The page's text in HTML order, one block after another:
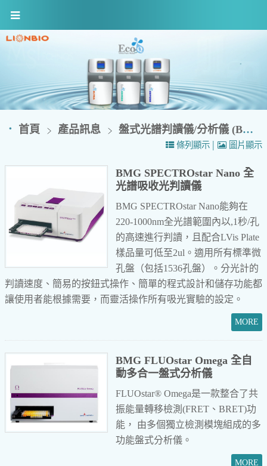
首頁 產品訊息 盤式光譜判讀儀/分析儀 (BMG Labtech)
條列顯示 | 圖片顯示
BMG SPECTROstar Nano 全
光譜吸收光判讀儀
BMG SPECTROstar Nano能夠在
220-1000nm全光譜範圍內以,1秒/孔
的高速進行判讀，且配合LVis Plate
樣品量可低至2ul。適用所有標準微
孔盤（包括1536孔盤）。分光計的
判讀速度、簡易的按鈕式操作、簡單的程式設計和儲存功能都
讓使用者能根據需要，而靈活操作所有吸光實驗的設定。
BMG FLUOstar Omega 全自
動多合一盤式分析儀
FLUOstar® Omega是一款整合了共
振能量轉移檢測(FRET、BRET)功
能，
由多個獨立檢測模塊組成的多
功能盤式分析儀。